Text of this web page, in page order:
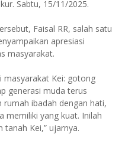
Sabtu, 15/11/2025.
Faisal RR, salah satu
apresiasi
masyarakat.
masyarakat Kei: gotong
generasi muda terus
ibadah dengan hati,
memiliki yang kuat. Inilah
Kei,” ujarnya.